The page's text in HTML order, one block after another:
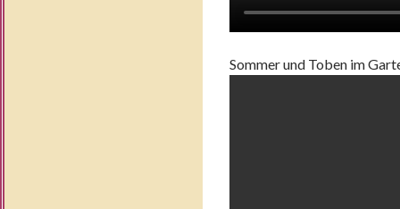
Sommer und Toben im